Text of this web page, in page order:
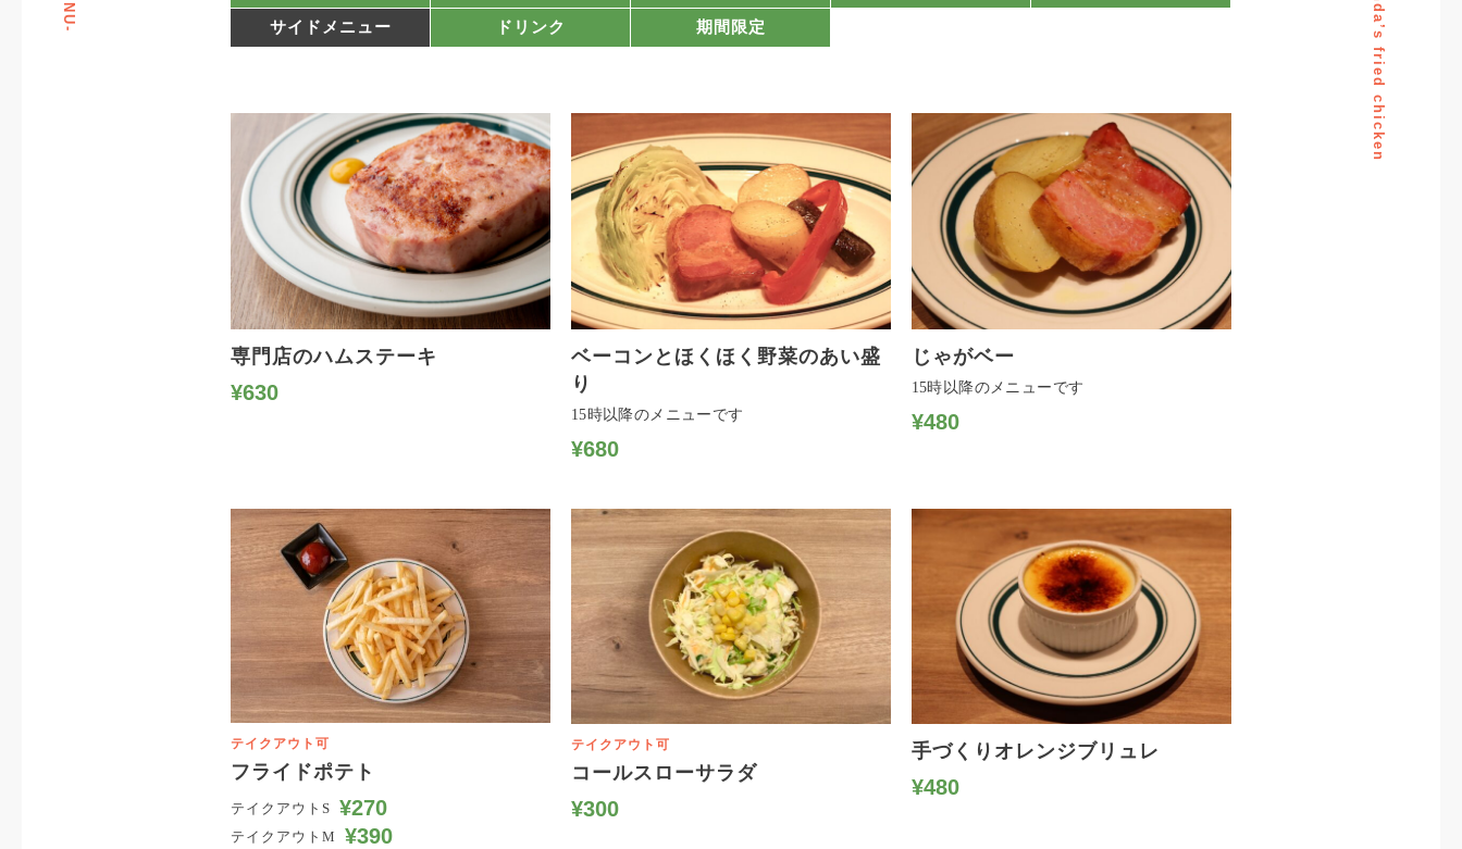
トップ コンセプト
Mrs.Linda’s fried chicken
サイドメニュー ドリンク 期間限定
専門店のハムステーキ
¥630
ベーコンとほくほく野菜のあい盛
り
15時以降のメニューです
¥680
じゃがベー
15時以降のメニューです
¥480
テイクアウト可
フライドポテト
テイクアウトS ¥270
テイクアウトM ¥390
テイクアウト可
コールスローサラダ
¥300
手づくりオレンジブリュレ
¥480